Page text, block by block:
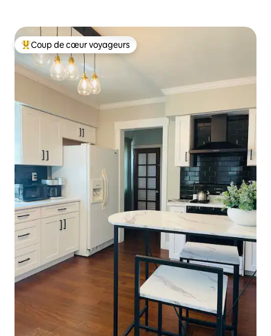
Coups de cœur voyageurs les plus appréciés
Coup de cœur voyageurs